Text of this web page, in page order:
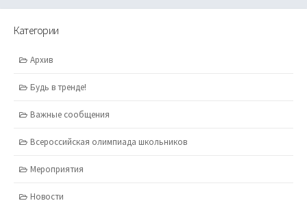
Категории
Архив
Будь в тренде!
Важные сообщения
Всероссийская олимпиада школьников
Мероприятия
Новости